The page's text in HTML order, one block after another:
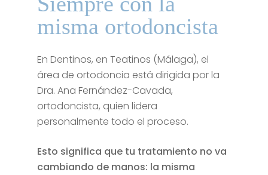
misma ortodoncista
En Dentinos, en Teatinos (Málaga), el
área de ortodoncia está dirigida por la
Dra. Ana Fernández-Cavada,
ortodoncista, quien lidera
personalmente todo el proceso.
Esto significa que tu tratamiento no va
cambiando de manos: la misma